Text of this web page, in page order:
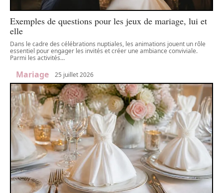
Exemples de questions pour les jeux de mariage, lui et
elle
Dans le cadre des célébrations nuptiales, les animations jouent un rôle
essentiel pour engager les invités et créer une ambiance conviviale.
Parmi les activités…
Mariage 25 juillet 2026